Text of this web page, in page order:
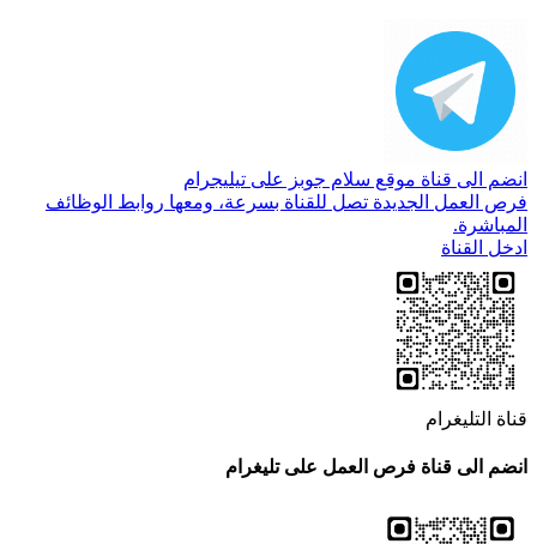
انضم الى قناة موقع سلام جوبز على تيليجرام
فرص العمل الجديدة تصل للقناة بسرعة، ومعها روابط الوظائف
المباشرة.
ادخل القناة
قناة التليغرام
انضم الى قناة فرص العمل على تليغرام